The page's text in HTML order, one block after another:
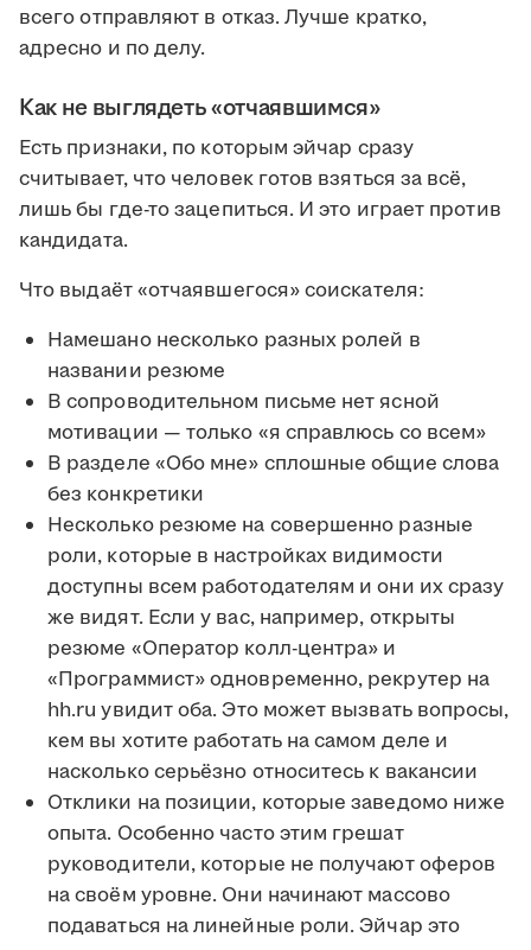
всего отправляют в отказ. Лучше кратко,
адресно и по делу.
Как не выглядеть «отчаявшимся»
Есть признаки, по которым эйчар сразу
считывает, что человек готов взяться за всё,
лишь бы где-то зацепиться. И это играет против
кандидата.
Что выдаёт «отчаявшегося» соискателя:
Намешано несколько разных ролей в
названии резюме
В сопроводительном письме нет ясной
мотивации — только «я справлюсь со всем»
В разделе «Обо мне» сплошные общие слова
без конкретики
Несколько резюме на совершенно разные
роли, которые в настройках видимости
доступны всем работодателям и они их сразу
же видят. Если у вас, например, открыты
резюме «Оператор колл-центра» и
«Программист» одновременно, рекрутер на
hh.ru увидит оба. Это может вызвать вопросы,
кем вы хотите работать на самом деле и
насколько серьёзно относитесь к вакансии
Отклики на позиции, которые заведомо ниже
опыта. Особенно часто этим грешат
руководители, которые не получают оферов
на своём уровне. Они начинают массово
подаваться на линейные роли. Эйчар это